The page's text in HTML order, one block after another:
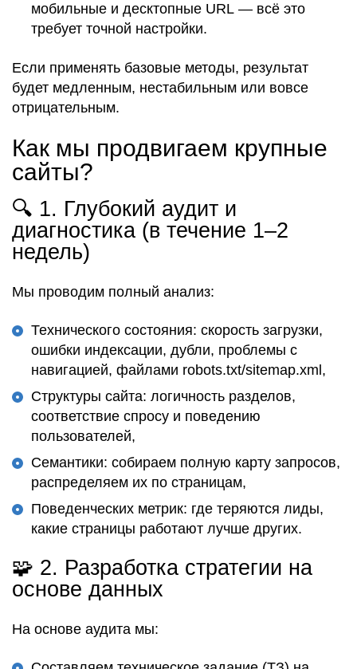
мобильные и десктопные URL — всё это
требует точной настройки.
Если применять базовые методы, результат
будет медленным, нестабильным или вовсе
отрицательным.
Как мы продвигаем крупные
сайты?
🔍 1. Глубокий аудит и
диагностика (в течение 1–2
недель)
Мы проводим полный анализ:
Технического состояния: скорость загрузки,
ошибки индексации, дубли, проблемы с
навигацией, файлами robots.txt/sitemap.xml,
Структуры сайта: логичность разделов,
соответствие спросу и поведению
пользователей,
Семантики: собираем полную карту запросов,
распределяем их по страницам,
Поведенческих метрик: где теряются лиды,
какие страницы работают лучше других.
🧩 2. Разработка стратегии на
основе данных
На основе аудита мы: